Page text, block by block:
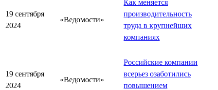
19 сентября
2024
«Ведомости»
Как меняется
производительность
труда в крупнейших
компаниях
19 сентября
2024
«Ведомости»
Российские компании
всерьез озаботились
повышением